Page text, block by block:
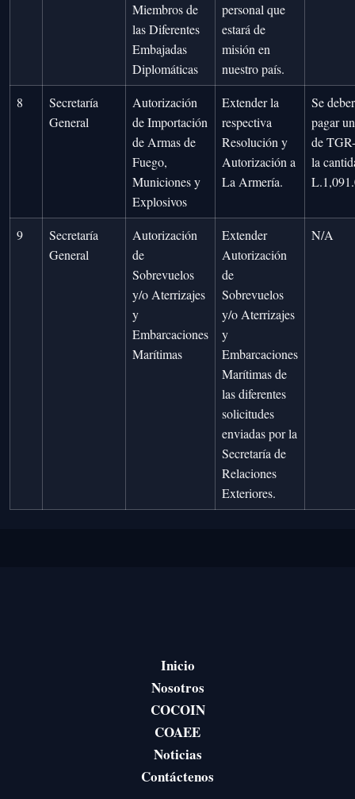
Miembros de
las Diferentes
Embajadas
Diplomáticas
personal que
estará de
misión en
nuestro país.
8
Secretaría
General
Autorización
de Importación
de Armas de
Fuego,
Municiones y
Explosivos
Extender la
respectiva
Resolución y
Autorización a
La Armería.
Se
pagar
de
la
9
Secretaría
General
Autorización
de
Sobrevuelos
y/o Aterrizajes
y
Embarcaciones
Marítimas
Extender
Autorización
de
Sobrevuelos
y/o Aterrizajes
y
Embarcaciones
Marítimas de
las diferentes
solicitudes
enviadas por la
Secretaría de
Relaciones
Exteriores.
N/A
Inicio
Nosotros
COCOIN
COAEE
Noticias
Contáctenos